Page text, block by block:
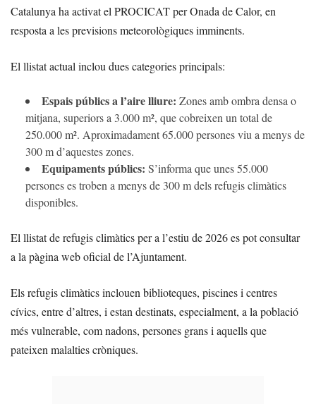
Catalunya ha activat el PROCICAT per Onada de Calor, en
resposta a les previsions meteorològiques imminents.
El llistat actual inclou dues categories principals:
Espais públics a l’aire lliure: Zones amb ombra densa o
mitjana, superiors a 3.000 m², que cobreixen un total de
250.000 m². Aproximadament 65.000 persones viu a menys de
300 m d’aquestes zones.
Equipaments públics: S’informa que unes 55.000
persones es troben a menys de 300 m dels refugis climàtics
disponibles.
El llistat de refugis climàtics per a l’estiu de 2026 es pot consultar
a la pàgina web oficial de l’Ajuntament.
Els refugis climàtics inclouen biblioteques, piscines i centres
cívics, entre d’altres, i estan destinats, especialment, a la població
més vulnerable, com nadons, persones grans i aquells que
pateixen malalties cròniques.